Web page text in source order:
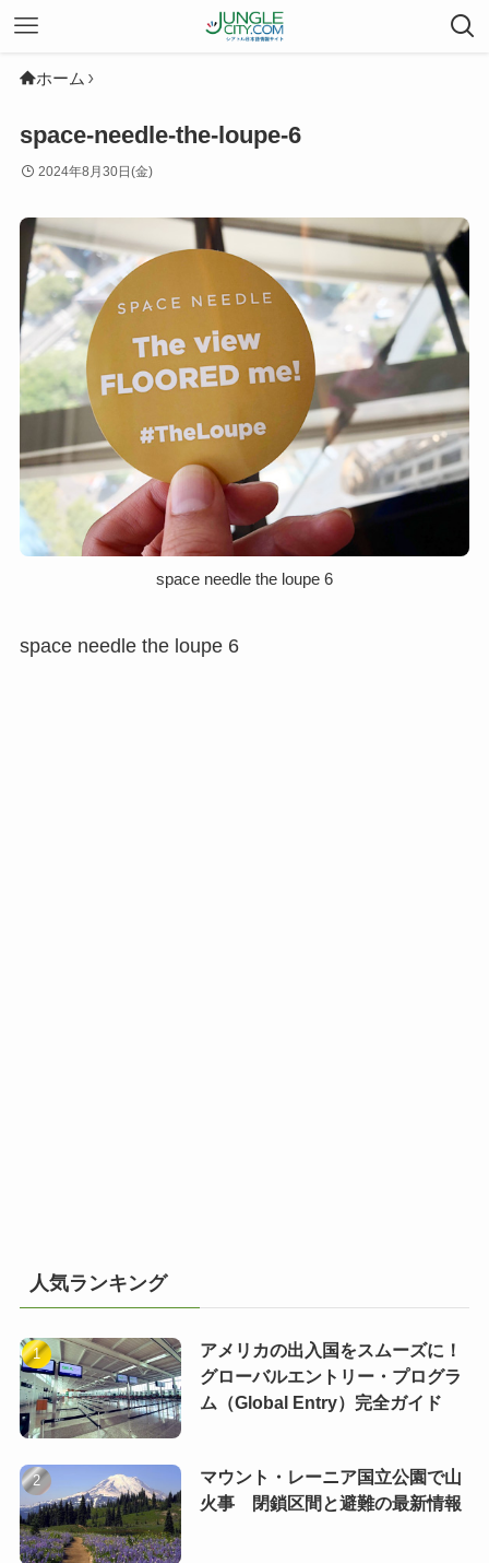
ホーム
space-needle-the-loupe-6
2024年8月30日(金)
space needle the loupe 6
space needle the loupe 6
人気ランキング
アメリカの出入国をスムーズに！
グローバルエントリー・プログラ
ム（Global Entry）完全ガイド
マウント・レーニア国立公園で山
火事 閉鎖区間と避難の最新情報